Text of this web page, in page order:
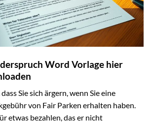
Word Vorlage hier
Sie sich ärgern, wenn Sie eine
von Fair Parken erhalten haben.
etwas bezahlen, das er nicht